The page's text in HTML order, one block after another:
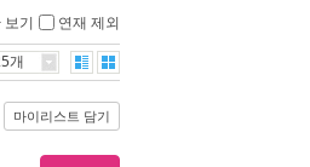
보기 연재 제외
개
마이리스트 담기